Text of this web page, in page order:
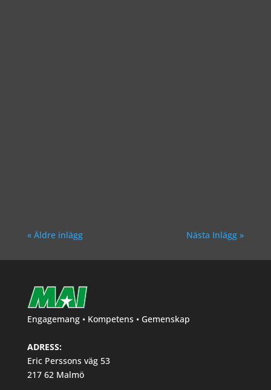
« Äldre inlägg Nästa Inlägg »
Engagemang • Kompetens • Gemenskap
ADRESS:
Eric Perssons väg 53
217 62 Malmö